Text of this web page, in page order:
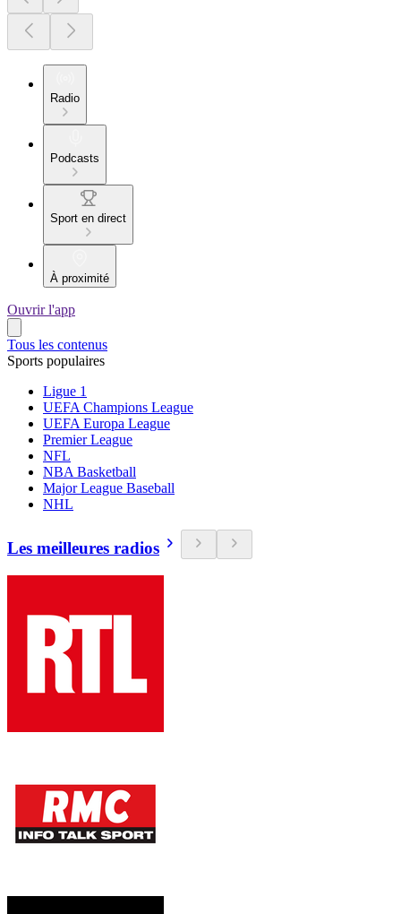
Radio
Podcasts
Sport en direct
À proximité
Ouvrir l'app
Tous les contenus
Sports populaires
Ligue 1
UEFA Champions League
UEFA Europa League
Premier League
NFL
NBA Basketball
Major League Baseball
NHL
Les meilleures radios